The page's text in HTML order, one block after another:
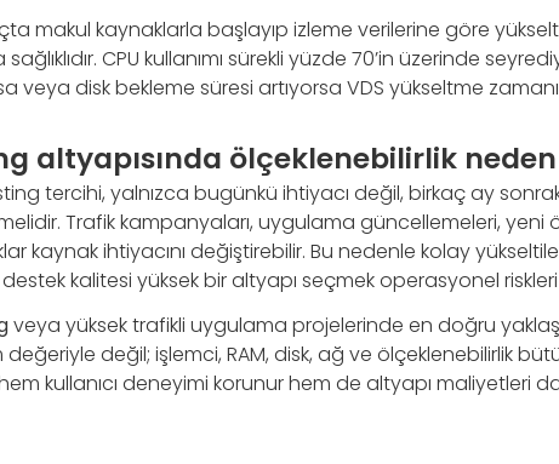
makul kaynaklarla başlayıp izleme verilerine göre
CPU kullanımı sürekli yüzde 70’in üzerinde
veya disk bekleme süresi artıyorsa VDS yükseltme
altyapısında ölçeklenebilirlik
tercihi, yalnızca bugünkü ihtiyacı değil, birkaç ay
Trafik kampanyaları, uygulama güncellemeleri, yeni
kaynak ihtiyacını değiştirebilir. Bu nedenle kolay
kalitesi yüksek bir altyapı seçmek operasyonel riskleri
veya yüksek trafikli uygulama projelerinde en doğru
değeriyle değil; işlemci, RAM, disk, ağ ve ölçeklenebilirlik
kullanıcı deneyimi korunur hem de altyapı maliyetleri